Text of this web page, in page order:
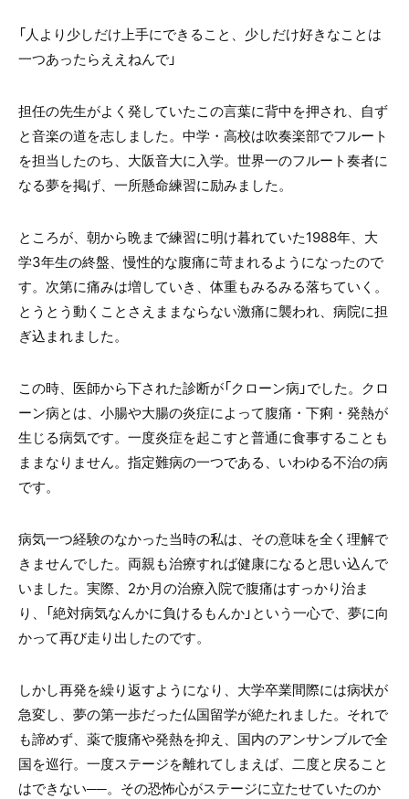
「人より少しだけ上手にできること、少しだけ好きなことは
一つあったらええねんで」
担任の先生がよく発していたこの言葉に背中を押され、自ず
と音楽の道を志しました。中学・高校は吹奏楽部でフルート
を担当したのち、大阪音大に入学。世界一のフルート奏者に
なる夢を掲げ、一所懸命練習に励みました。
ところが、朝から晩まで練習に明け暮れていた1988年、大
学3年生の終盤、慢性的な腹痛に苛まれるようになったので
す。次第に痛みは増していき、体重もみるみる落ちていく。
とうとう動くことさえままならない激痛に襲われ、病院に担
ぎ込まれました。
この時、医師から下された診断が「クローン病」でした。クロ
ーン病とは、小腸や大腸の炎症によって腹痛・下痢・発熱が
生じる病気です。一度炎症を起こすと普通に食事することも
ままなりません。指定難病の一つである、いわゆる不治の病
です。
病気一つ経験のなかった当時の私は、その意味を全く理解で
きませんでした。両親も治療すれば健康になると思い込んで
いました。実際、2か月の治療入院で腹痛はすっかり治ま
り、「絶対病気なんかに負けるもんか」という一心で、夢に向
かって再び走り出したのです。
しかし再発を繰り返すようになり、大学卒業間際には病状が
急変し、夢の第一歩だった仏国留学が絶たれました。それで
も諦めず、薬で腹痛や発熱を抑え、国内のアンサンブルで全
国を巡行。一度ステージを離れてしまえば、二度と戻ること
はできない──。その恐怖心がステージに立たせていたのか